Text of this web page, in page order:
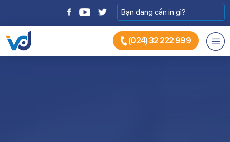
(024) 32 222 999